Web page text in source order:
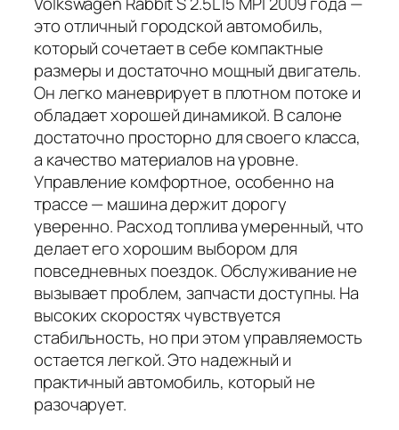
это отличный городской автомобиль,
который сочетает в себе компактные
размеры и достаточно мощный двигатель.
Он легко маневрирует в плотном потоке и
обладает хорошей динамикой. В салоне
достаточно просторно для своего класса,
а качество материалов на уровне.
Управление комфортное, особенно на
трассе — машина держит дорогу
уверенно. Расход топлива умеренный, что
делает его хорошим выбором для
повседневных поездок. Обслуживание не
вызывает проблем, запчасти доступны. На
высоких скоростях чувствуется
стабильность, но при этом управляемость
остается легкой. Это надежный и
практичный автомобиль, который не
разочарует.